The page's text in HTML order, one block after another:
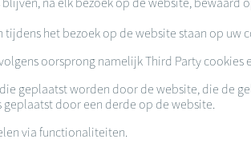
tijdens het bezoek op de website staan op
oorsprong namelijk Third Party cookies
geplaatst worden door de website, die de
door een derde op de website.
via functionaliteiten.